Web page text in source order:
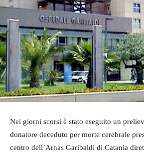
Nei giorni scorsi è stato eseguito un
donatore deceduto per morte cerebrale
centro dell’Arnas Garibaldi di Catania